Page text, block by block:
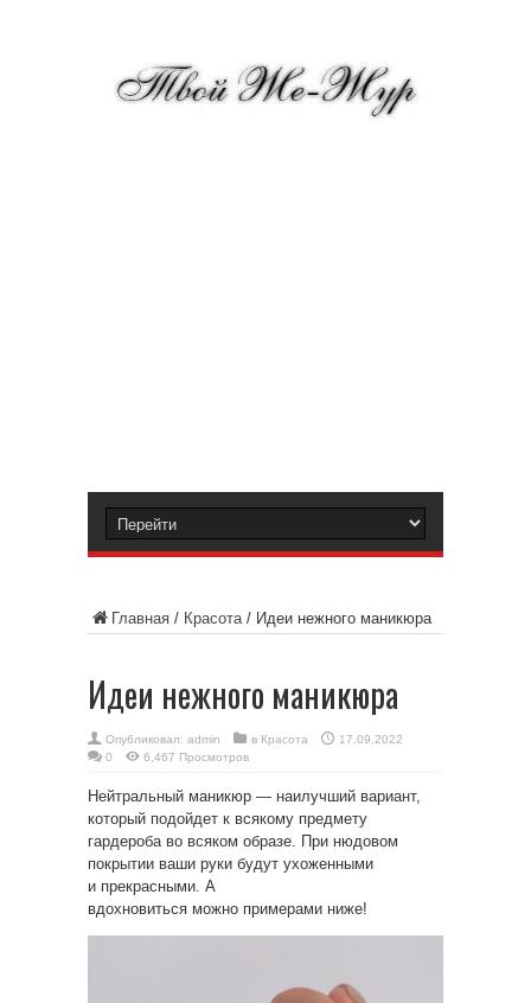
Главная / Красота/ Идеи нежного маникюра
Идеи нежного маникюра
Опубликовал: admin в Красота
17.09.2022
0
6,467 Просмотров
Нейтральный маникюр — наилучший вариант,
который подойдет к всякому предмету
гардероба во всяком образе. При нюдовом
покрытии ваши руки будут ухоженными
и прекрасными. А
вдохновиться можно примерами ниже!